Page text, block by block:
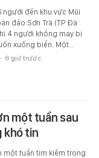
người đến khu vực Mũi
đảo Sơn Trà (TP Đà
4 người không may bị
xuống biển. Một…
6 giờ trước
một tuần sau
khó tin
một tuần tìm kiếm trong